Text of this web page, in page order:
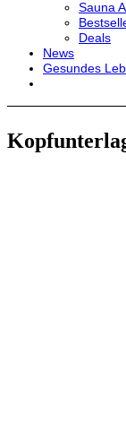
Sauna
Deals
News
Gesundes